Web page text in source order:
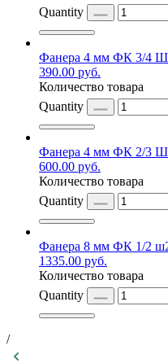
Quantity
Фанера 4 мм ФК 3/4
390.00 руб.
Количество товара
Quantity
Фанера 4 мм ФК 2/3
600.00 руб.
Количество товара
Quantity
Фанера 8 мм ФК 1/2
1335.00 руб.
Количество товара
Quantity
/